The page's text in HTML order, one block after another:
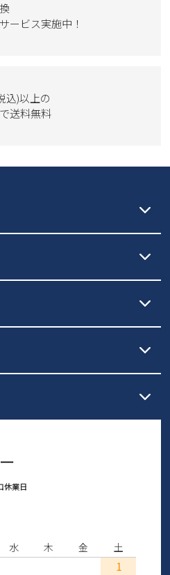
ービス実施中！
込)以上の
送料無料
引換のご利用が可能です。
円
送料無料
利用ガイドを
だけるよう、サイズ交換の受付期
日となります。
休業日
水 木 金
土
1